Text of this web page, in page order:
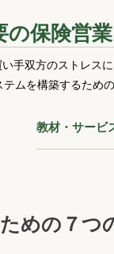
保険営
手双方のストレス
ムを構築するための
教材・サービ
めの７つ